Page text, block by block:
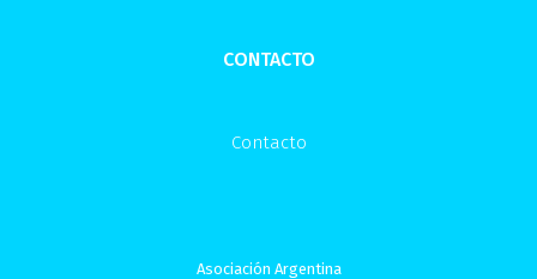
CONTACTO
Contacto
Asociación Argentina